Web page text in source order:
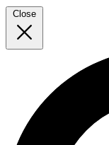
Close